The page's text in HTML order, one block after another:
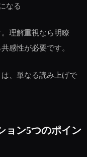
なる
理解重視なら明瞭
感性が必要です。
、単なる読み上げで
ョン5つのポイン